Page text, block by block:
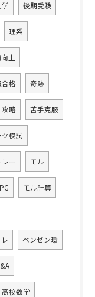
学 後期受験
理系
上
格 奇跡
攻略 苦手克服
ク模試
レー モル
モル計算
ベンゼン環
高校数学